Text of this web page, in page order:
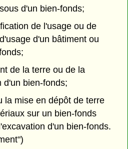
d'un bien-fonds;
de l'usage ou de
d'un bâtiment ou
de la terre ou de la
d'un bien-fonds;
la mise en dépôt de terre
sur un bien-fonds
d'un bien-fonds.